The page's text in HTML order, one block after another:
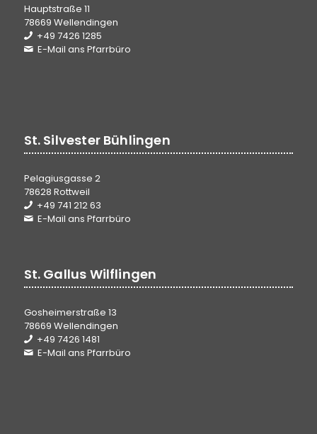
Hauptstraße 11
78669 Wellendingen
+49 7426 1285
E-Mail ans Pfarrbüro
St. Silvester Bühlingen
Pelagiusgasse 2
78628 Rottweil
+49 741 212 63
E-Mail ans Pfarrbüro
St. Gallus Wilflingen
Gosheimerstraße 13
78669 Wellendingen
+49 7426 1481
E-Mail ans Pfarrbüro